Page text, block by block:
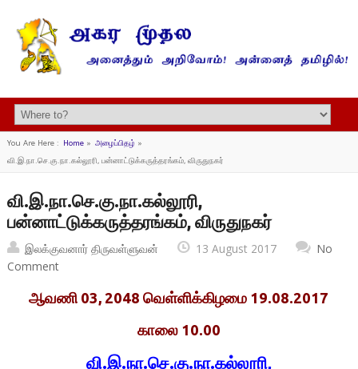
You Are Here : Home» அழைப்பிதழ் »
வி.இ.நா.செ.கு.நா.கல்லூரி, பன்னாட்டுக்கருத்தரங்கம், விருதுநகர்
வி.இ.நா.செ.கு.நா.கல்லூரி,
பன்னாட்டுக்கருத்தரங்கம், விருதுநகர்
இலக்குவனார் திருவள்ளுவன் 13 August 2017
No
Comment
ஆவணி 03, 2048 வெள்ளிக்கிழமை 19.08.2017
காலை 10.00
வி.இ.நா.செ.கு.நா.கல்லூரி,